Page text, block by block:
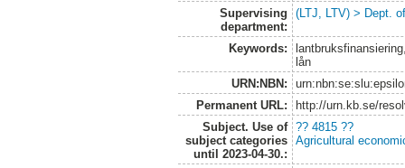
Supervising
department:
(LTJ, LTV) > Dept.
Keywords:
lån
URN:NBN:
Permanent URL:
http://urn.kb.se/
Subject. Use of
subject categories
until 2023-04-30.:
?? 4815 ??
Agricultural